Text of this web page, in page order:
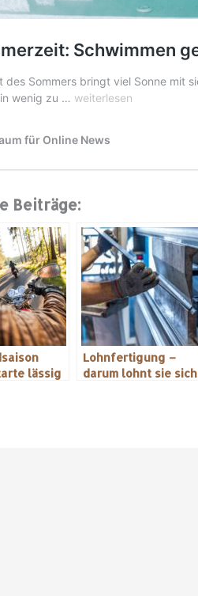
Beiträge:
lässig
Lohnfertigung –
darum lohnt sie sich